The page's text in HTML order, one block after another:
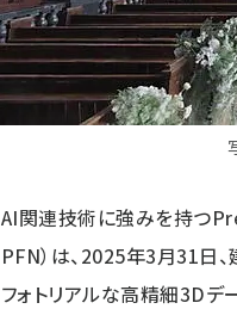
AI関連技術に強みを持つ
PFN）は、2025年3月31日
フォトリアルな高精細3D